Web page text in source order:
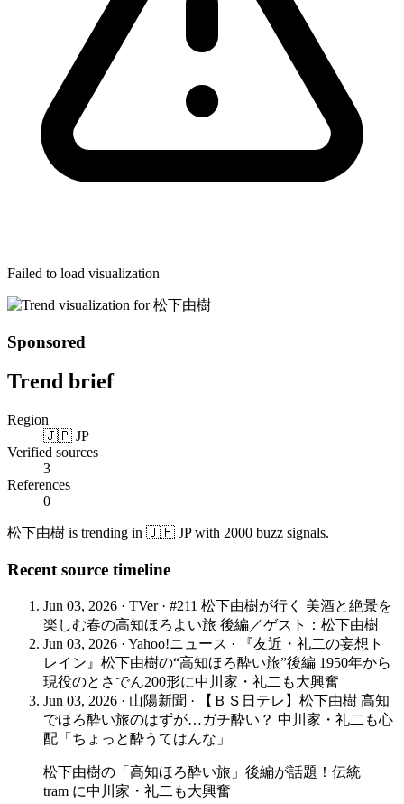
Failed to load visualization
Sponsored
Trend brief
Region
🇯🇵 JP
Verified sources
3
References
0
松下由樹 is trending in 🇯🇵 JP with 2000 buzz signals.
Recent source timeline
Jun 03, 2026 · TVer · #211 松下由樹が行く 美酒と絶景を
楽しむ春の高知ほろよい旅 後編／ゲスト：松下由樹
Jun 03, 2026 · Yahoo!ニュース ·
『友近・礼二の妄想ト
レイン』松下由樹の“高知ほろ酔い旅”後編 1950年から
現役のとさでん200形に中川家・礼二も大興奮
Jun 03, 2026 · 山陽新聞 ·
【ＢＳ日テレ】松下由樹 高知
でほろ酔い旅のはずが…ガチ酔い？ 中川家・礼二も心
配「ちょっと酔うてはんな」
松下由樹の「高知ほろ酔い旅」後編が話題！伝統
tram に中川家・礼二も大興奮